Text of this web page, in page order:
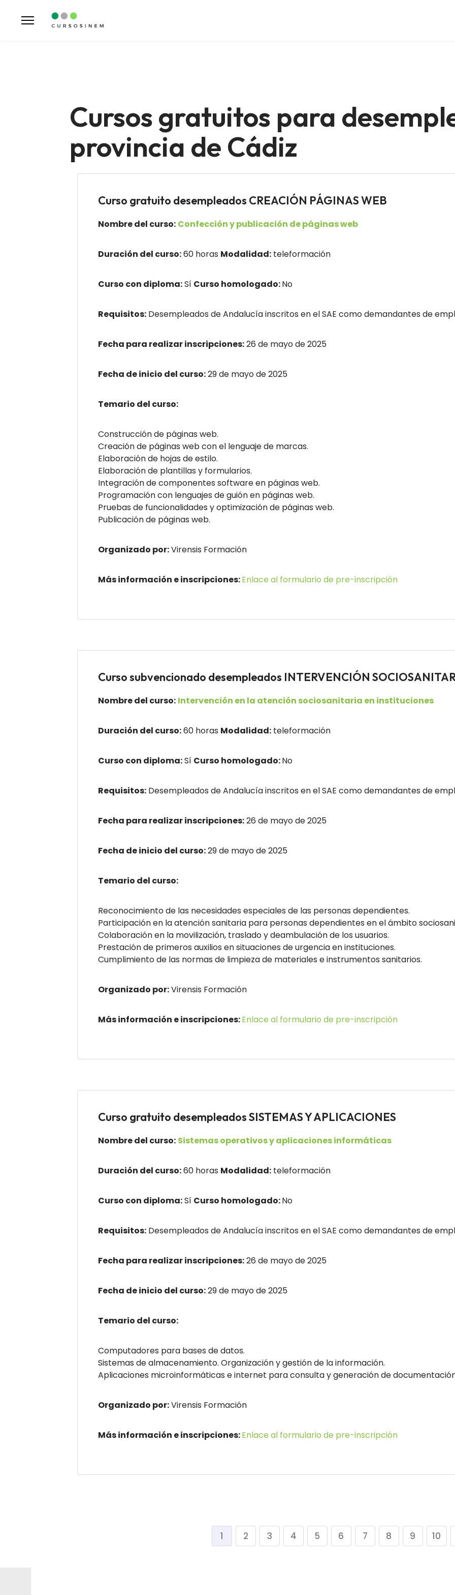
Cursos gratuitos para
provincia de Cádiz
Curso gratuito desempleados CREACIÓN PÁGINAS WEB
Nombre del curso: Confección y publicación de páginas web
Duración del curso:60 horas Modalidad: teleformación
Curso con diploma:Sí Curso homologado:No
Requisitos: Desempleados de Andalucía inscritos en el SAE como demandantes de
Fecha para realizar inscripciones:26 de mayo de 2025
Fecha de inicio del curso:29 de mayo de 2025
Temario del curso:
Construcción de páginas web.
Creación de páginas web con el lenguaje de marcas.
Elaboración de hojas de estilo.
Elaboración de plantillas y formularios.
Integración de componentes software en páginas web.
Programación con lenguajes de guión en páginas web.
Pruebas de funcionalidades y optimización de páginas web.
Publicación de páginas web.
Organizado por:Virensis Formación
Más información e inscripciones:Enlace al formulario de pre-inscripción
Curso subvencionado desempleados INTERVENCIÓN
Nombre del curso: Intervención en la atención sociosanitaria en instituciones
Duración del curso:60 horas Modalidad: teleformación
Curso con diploma:Sí Curso homologado:No
Requisitos: Desempleados de Andalucía inscritos en el SAE como demandantes de
Fecha para realizar inscripciones:26 de mayo de 2025
Fecha de inicio del curso:29 de mayo de 2025
Temario del curso:
Reconocimiento de las necesidades especiales de las personas dependientes.
Participación en la atención sanitaria para personas dependientes en el ámbito
Colaboración en la movilización, traslado y deambulación de los usuarios.
Prestación de primeros auxilios en situaciones de urgencia en instituciones.
Cumplimiento de las normas de limpieza de materiales e instrumentos sanitarios.
Organizado por:Virensis Formación
Más información e inscripciones:Enlace al formulario de pre-inscripción
Curso gratuito desempleados SISTEMAS Y APLICACIONES
Nombre del curso: Sistemas operativos y aplicaciones informáticas
Duración del curso:60 horas Modalidad: teleformación
Curso con diploma:Sí Curso homologado:No
Requisitos: Desempleados de Andalucía inscritos en el SAE como demandantes de
Fecha para realizar inscripciones:26 de mayo de 2025
Fecha de inicio del curso:29 de mayo de 2025
Temario del curso:
Computadores para bases de datos.
Sistemas de almacenamiento. Organización y gestión de la información.
Aplicaciones microinformáticas e internet para consulta y generación de
Organizado por:Virensis Formación
Más información e inscripciones:Enlace al formulario de pre-inscripción
1 2 3 4 5 6 7 8 9 10